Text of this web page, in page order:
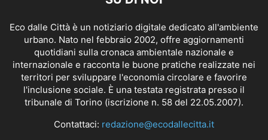
Eco dalle Città è un notiziario digitale dedicato all'ambiente
urbano. Nato nel febbraio 2002, offre aggiornamenti
quotidiani sulla cronaca ambientale nazionale e
internazionale e racconta le buone pratiche realizzate nei
territori per sviluppare l'economia circolare e favorire
l'inclusione sociale. È una testata registrata presso il
tribunale di Torino (iscrizione n. 58 del 22.05.2007).
Contattaci: redazione@ecodallecitta.it